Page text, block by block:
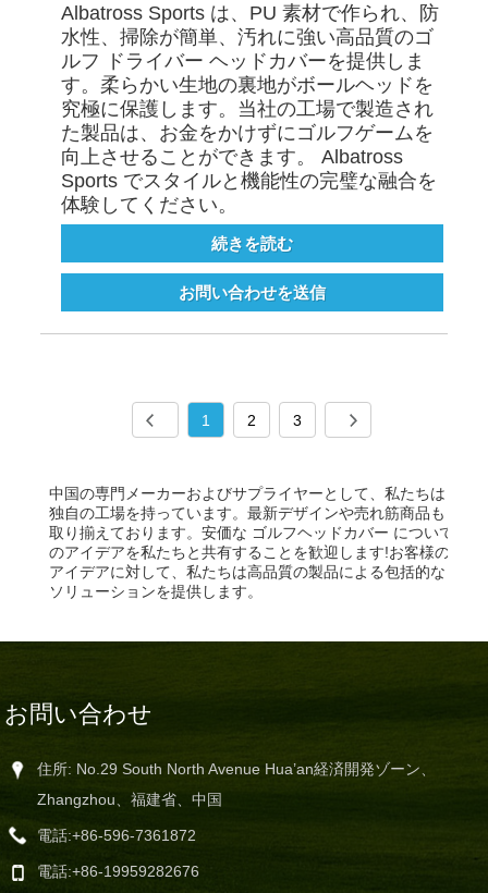
Albatross Sports は、PU 素材で作られ、防
水性、掃除が簡単、汚れに強い高品質のゴ
ルフ ドライバー ヘッドカバーを提供しま
す。柔らかい生地の裏地がボールヘッドを
究極に保護します。当社の工場で製造され
た製品は、お金をかけずにゴルフゲームを
向上させることができます。 Albatross
Sports でスタイルと機能性の完璧な融合を
体験してください。
続きを読む
お問い合わせを送信
1 2 3
中国の専門メーカーおよびサプライヤーとして、私たちは
独自の工場を持っています。最新デザインや売れ筋商品も
取り揃えております。安価な ゴルフヘッドカバー について
のアイデアを私たちと共有することを歓迎します!お客様の
アイデアに対して、私たちは高品質の製品による包括的な
ソリューションを提供します。
お問い合わせ
住所: No.29 South North Avenue Hua’an経済開発ゾーン、
Zhangzhou、福建省、中国
電話:+86-596-7361872
電話:+86-19959282676